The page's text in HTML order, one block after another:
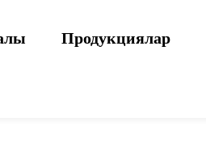
Продукциялар